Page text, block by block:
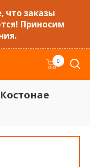
заказы
Приносим
0